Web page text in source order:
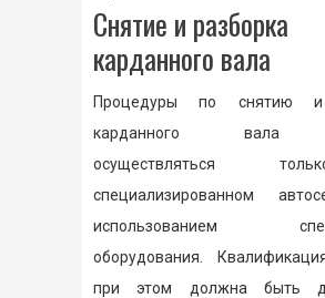
Снятие и разборка
карданного вала
Процедуры по снятию и
карданного вала
осуществляться
специализированном
использованием
оборудования.
при этом должна быть